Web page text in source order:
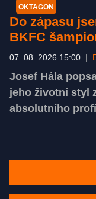
OKTAGON
Do zápasu
BKFC
07. 08. 2026 15:00
Josef Hála
jeho životní styl
absolutního